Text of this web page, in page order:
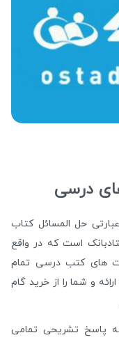
درسی
حل المسائل کتاب
است که در واقع
های کتب درسی تمام
و شما را از خرید گام
پاسخ تشریحی تمامی